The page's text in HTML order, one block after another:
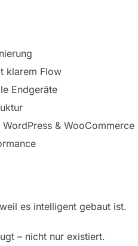
klarem Flow
Endgeräte
& WooCommerce
es intelligent gebaut ist.
– nicht nur existiert.